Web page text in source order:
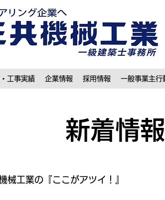
工事実績 企業情報 採用情報 一般事業主行
​新着情報
械工業の『ここがアツイ！』